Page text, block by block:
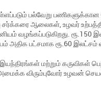
பல்வேறு
சர்க்கரை ஆலைகள், உழவர்
வழங்கப்படுகிறது. ரூ.150
அதிக பட்சமாக ரூ.60 இலட்சம்
மற்றும் கருவிகள்
விரும்புவோர் உழவன்